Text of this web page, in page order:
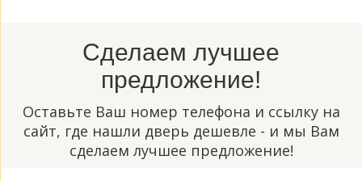
Сделаем лучшее
предложение!
Оставьте Ваш номер телефона и ссылку на
сайт, где нашли дверь дешевле - и мы Вам
сделаем лучшее предложение!